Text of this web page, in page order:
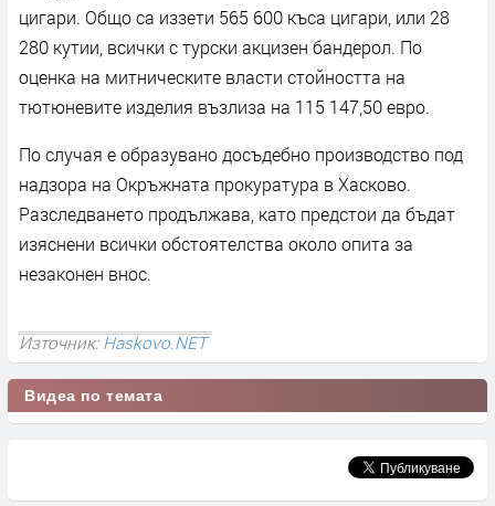
цигари. Общо са иззети 565 600 къса цигари, или 28
280 кутии, всички с турски акцизен бандерол. По
оценка на митническите власти стойността на
тютюневите изделия възлиза на 115 147,50 евро.
По случая е образувано досъдебно производство под
надзора на Окръжната прокуратура в Хасково.
Разследването продължава, като предстои да бъдат
изяснени всички обстоятелства около опита за
незаконен внос.
Източник:Haskovo.NET
Видеа по темата